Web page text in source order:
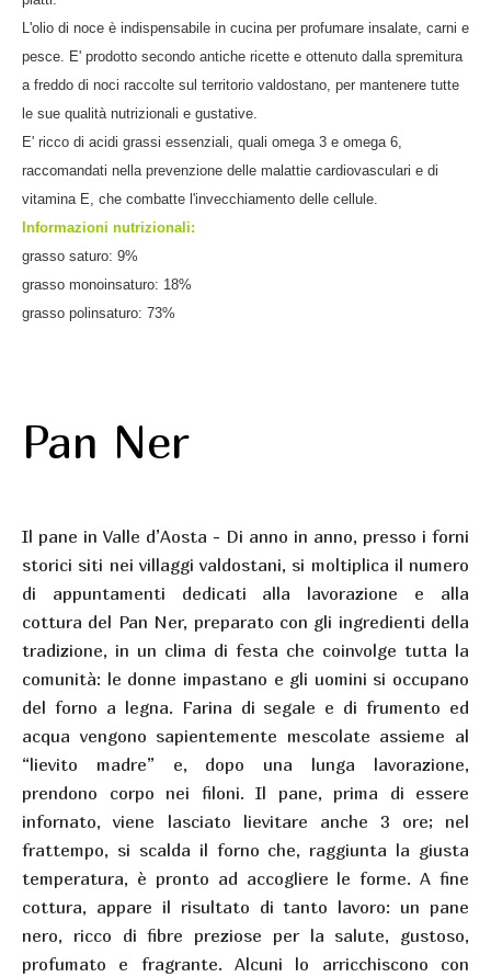
L'olio di noce è indispensabile in cucina per profumare insalate, carni e
pesce. E' prodotto secondo antiche ricette e ottenuto dalla spremitura
a freddo di noci raccolte sul territorio valdostano, per mantenere tutte
le sue qualità nutrizionali e gustative.
E' ricco di acidi grassi essenziali, quali omega 3 e omega 6,
raccomandati nella prevenzione delle malattie cardiovasculari e di
vitamina E, che combatte l'invecchiamento delle cellule.
Informazioni nutrizionali:
grasso saturo: 9%
grasso monoinsaturo: 18%
grasso polinsaturo: 73%
Pan Ner
Il pane in Valle d’Aosta - Di anno in anno, presso i forni
storici siti nei villaggi valdostani, si moltiplica il numero
di appuntamenti dedicati alla lavorazione e alla
cottura del Pan Ner, preparato con gli ingredienti della
tradizione, in un clima di festa che coinvolge tutta la
comunità: le donne impastano e gli uomini si occupano
del forno a legna. Farina di segale e di frumento ed
acqua vengono sapientemente mescolate assieme al
“lievito madre” e, dopo una lunga lavorazione,
prendono corpo nei filoni. Il pane, prima di essere
infornato, viene lasciato lievitare anche 3 ore; nel
frattempo, si scalda il forno che, raggiunta la giusta
temperatura, è pronto ad accogliere le forme. A fine
cottura, appare il risultato di tanto lavoro: un pane
nero, ricco di fibre preziose per la salute, gustoso,
profumato e fragrante. Alcuni lo arricchiscono con